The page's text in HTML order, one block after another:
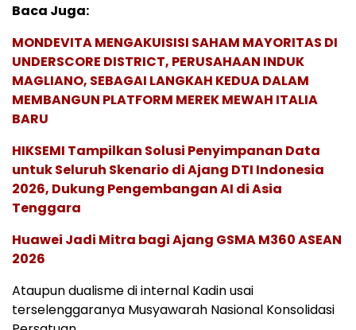
Baca Juga:
MONDEVITA MENGAKUISISI SAHAM MAYORITAS DI
UNDERSCORE DISTRICT, PERUSAHAAN INDUK
MAGLIANO, SEBAGAI LANGKAH KEDUA DALAM
MEMBANGUN PLATFORM MEREK MEWAH ITALIA
BARU
HIKSEMI Tampilkan Solusi Penyimpanan Data
untuk Seluruh Skenario di Ajang DTI Indonesia
2026, Dukung Pengembangan AI di Asia
Tenggara
Huawei Jadi Mitra bagi Ajang GSMA M360 ASEAN
2026
Ataupun dualisme di internal Kadin usai
terselenggaranya Musyawarah Nasional Konsolidasi